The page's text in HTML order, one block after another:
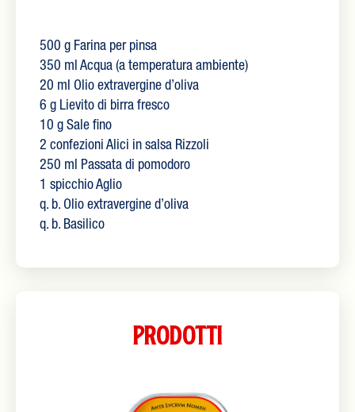
500 g Farina per pinsa
350 ml Acqua (a temperatura ambiente)
20 ml Olio extravergine d’oliva
6 g Lievito di birra fresco
10 g Sale fino
2 confezioni Alici in salsa Rizzoli
250 ml Passata di pomodoro
1 spicchio Aglio
q. b. Olio extravergine d’oliva
q. b. Basilico
Prodotti